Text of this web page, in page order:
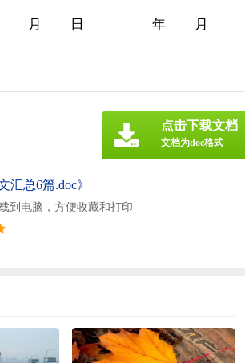
月____日 _________年____月____
汇总6篇.doc》
到电脑，方便收藏和打印
点击下载文档
文档为doc格式